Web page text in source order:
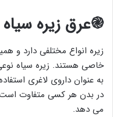
֎عرق زیره سیاه
زیره انواع مختلفی دارد و
خاصی هستند. زیره سیاه
به عنوان داروی لاغری
در بدن هر کسی متفاوت است
می دهد.